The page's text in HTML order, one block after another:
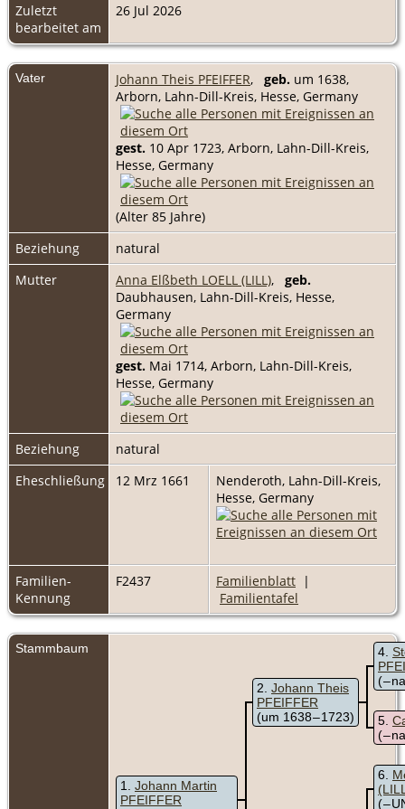
Zuletzt
bearbeitet am
26 Jul 2026
Vater Johann Theis PFEIFFER, geb. um 1638,
Arborn, Lahn-Dill-Kreis, Hesse, Germany
gest. 10 Apr 1723, Arborn, Lahn-Dill-Kreis,
Hesse, Germany
(Alter 85 Jahre)
Beziehung
natural
Mutter
Anna Elßbeth LOELL (LILL), geb.
Daubhausen, Lahn-Dill-Kreis, Hesse,
Germany
gest. Mai 1714, Arborn, Lahn-Dill-Kreis,
Hesse, Germany
Beziehung
natural
Eheschließung
12 Mrz 1661
Nenderoth, Lahn-Dill-Kreis,
Hesse, Germany
Familien-
Kennung
F2437 Familienblatt |
Familientafel
Stammbaum
1
Johann Martin
PFEIFFER
2 Johann Theis
PFEIFFER
(um 1638 – 1723)
4
( –
5
( –
6
( –